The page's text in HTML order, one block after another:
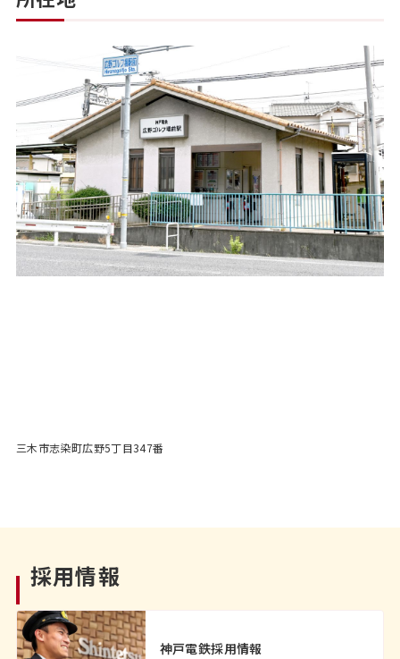
三木市志染町広野5丁目347番
採用情報
神戸電鉄採用情報